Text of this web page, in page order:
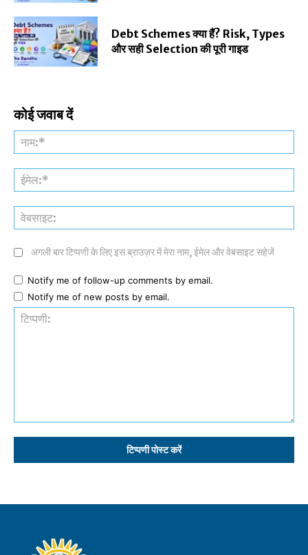
Debt Schemes क्या हैं? Risk, Types
और सही Selection की पूरी गाइड
कोई जवाब दें
अगली बार टिप्पणी के लिए इस ब्राउज़र में मेरा नाम, ईमेल और वेबसाइट सहेजें
Notify me of follow-up comments by email.
Notify me of new posts by email.